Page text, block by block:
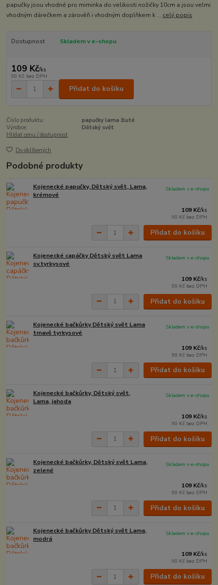
papučky jsou vhodné pro miminka do velikosti nožičky 10cm a jsou velmi
vhodným dárečkem a zárověň i vhodným doplňkem k ... celý popis
Dostupnost Skladem v e-shopu
109 Kč/ks
90 Kč bez DPH
Přidat do košíku
Číslo produktu:
papučky lama žluté
Výrobce:
Dětský svět
Hlídat cenu / dostupnost
Do oblíbených
Podobné produkty
Kojenecké papučky, Dětský svět, Lama,
krémové
109 Kč/ks
90 Kč bez DPH
Skladem v e-shopu
Přidat do košíku
Kojenecké capáčky Dětský svět Lama
sv.tyrkysové
109 Kč/ks
90 Kč bez DPH
Skladem v e-shopu
Přidat do košíku
Kojenecké bačkůrky Dětský svět Lama
tmavě tyrkysové
109 Kč/ks
90 Kč bez DPH
Skladem v e-shopu
Přidat do košíku
Kojenecké bačkůrky, Dětský svět,
Lama, jahoda
109 Kč/ks
90 Kč bez DPH
Skladem v e-shopu
Přidat do košíku
Kojenecké bačkůrky, Dětský svět Lama,
zelené
109 Kč/ks
90 Kč bez DPH
Skladem v e-shopu
Přidat do košíku
Kojenecké bačkůrky Dětský svět Lama,
modrá
109 Kč/ks
90 Kč bez DPH
Skladem v e-shopu
Přidat do košíku